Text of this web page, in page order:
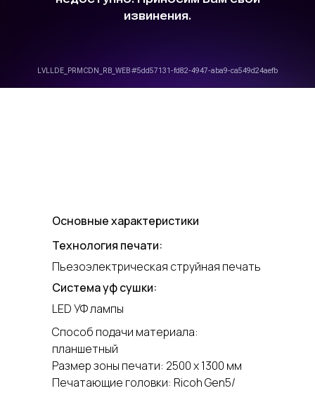
Основные характеристики
Способ подачи материала:
планшетный
Размер зоны печати: 2500 х 1300 мм
Печатающие головки: Ricoh Gen5/
Технология печати:
Система уф сушки:
Пьезоэлектрическая струйная печать
LED УФ лампы